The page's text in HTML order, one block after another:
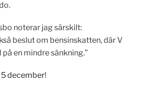
noterar jag särskilt:
beslut om bensinskatten, där V
en mindre sänkning.”
5 december!